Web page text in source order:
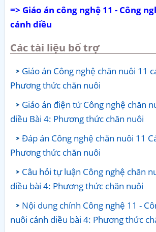
=> Giáo án công nghệ 11 - Công
cánh diều
Các tài liệu bổ trợ
Giáo án Công nghệ chăn nuôi 11
Phương thức chăn nuôi
Giáo án điện tử Công nghệ chăn
diều Bài 4: Phương thức chăn nuôi
Đáp án Công nghệ chăn nuôi 11
Phương thức chăn nuôi
Câu hỏi tự luận Công nghệ chăn
diều bài 4: Phương thức chăn nuôi
Nội dung chính Công nghệ 11 -
nuôi cánh diều bài 4: Phương thức